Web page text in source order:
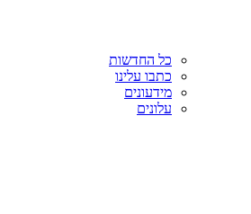
כל החדשות
כתבו עלינו
מידעונים
עלונים